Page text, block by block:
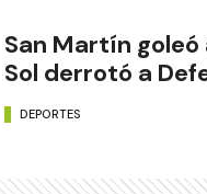
San Martín goleó
Sol derrotó a
DEPORTES